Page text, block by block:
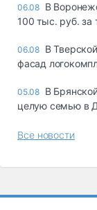
06.08 В
100 тыс. руб. за
06.08 В
фасад
05.08 В
целую семью в
Все новости